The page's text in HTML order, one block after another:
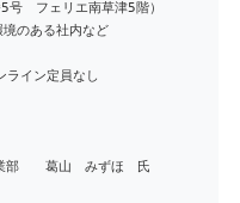
ェリエ南草津5階）
ある社内など
イン定員なし
業部 葛山 みずほ 氏